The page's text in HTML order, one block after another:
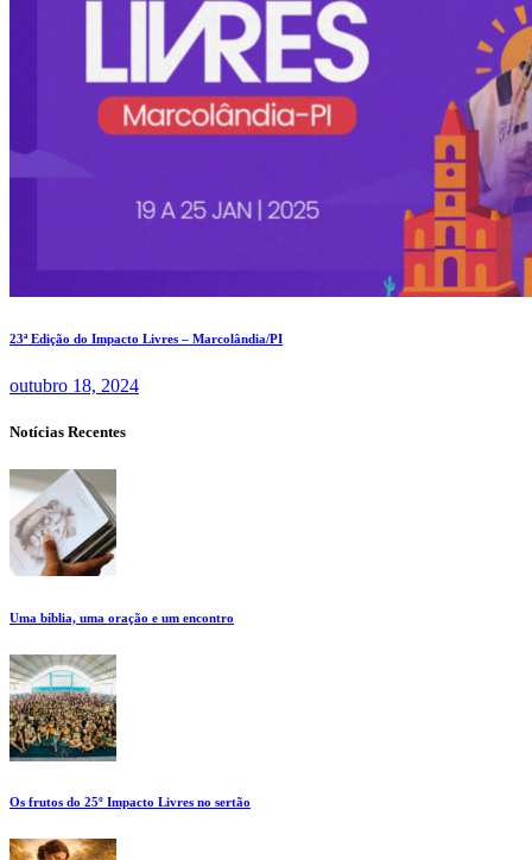
23ª Edição do Impacto Livres – Marcolândia/PI
outubro 18, 2024
Notícias Recentes
Uma bíblia, uma oração e um encontro
Os frutos do 25º Impacto Livres no sertão